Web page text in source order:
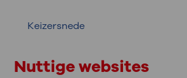
Keizersnede
Nuttige websites